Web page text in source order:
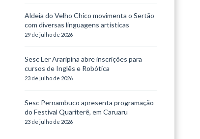
Aldeia do Velho Chico movimenta o Sertão
com diversas linguagens artísticas
29 de julho de 2026
Sesc Ler Araripina abre inscrições para
cursos de Inglês e Robótica
23 de julho de 2026
Sesc Pernambuco apresenta programação
do Festival Quariterê, em Caruaru
23 de julho de 2026